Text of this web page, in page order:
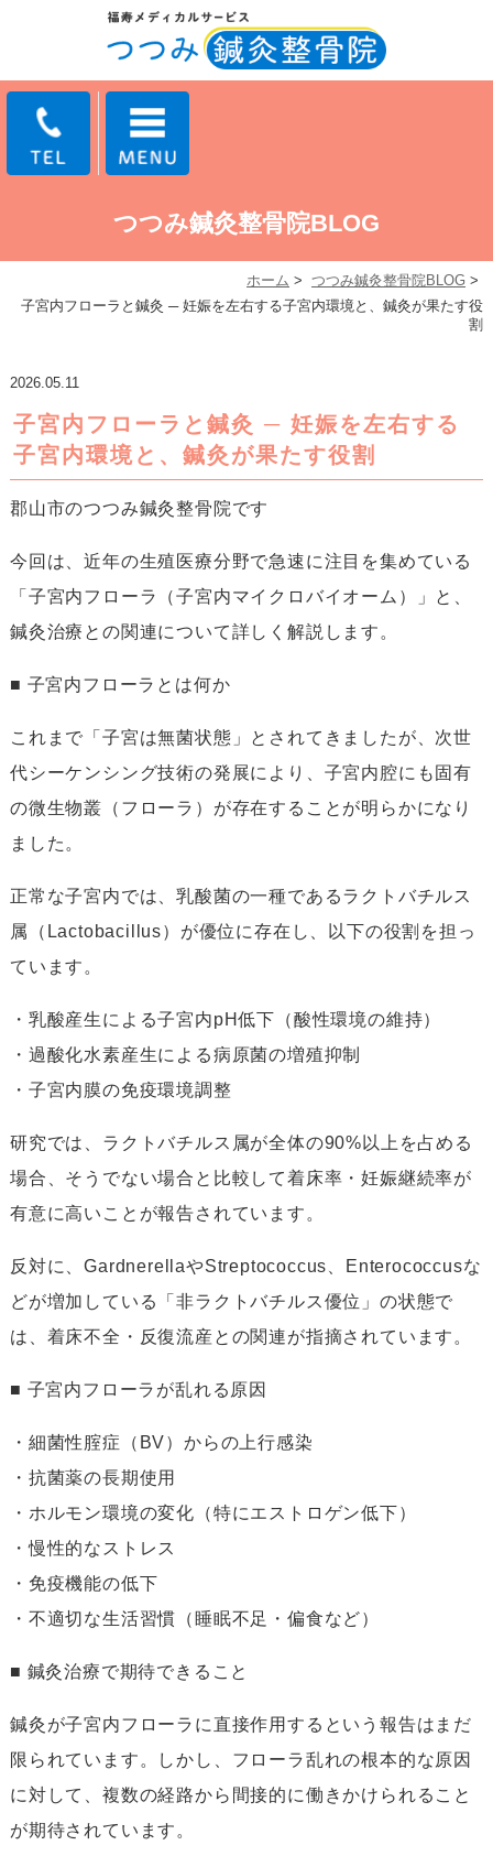
つつみ鍼灸整骨院BLOG
ホーム > つつみ鍼灸整骨院BLOG >
子宮内フローラと鍼灸 ─ 妊娠を左右する子宮内環境と、鍼灸が果たす役
割
2026.05.11
子宮内フローラと鍼灸 ─ 妊娠を左右する
子宮内環境と、鍼灸が果たす役割
郡山市のつつみ鍼灸整骨院です
今回は、近年の生殖医療分野で急速に注目を集めている
「子宮内フローラ（子宮内マイクロバイオーム）」と、
鍼灸治療との関連について詳しく解説します。
■ 子宮内フローラとは何か
これまで「子宮は無菌状態」とされてきましたが、次世
代シーケンシング技術の発展により、子宮内腔にも固有
の微生物叢（フローラ）が存在することが明らかになり
ました。
正常な子宮内では、乳酸菌の一種であるラクトバチルス
属（Lactobacillus）が優位に存在し、以下の役割を担っ
ています。
・乳酸産生による子宮内pH低下（酸性環境の維持）
・過酸化水素産生による病原菌の増殖抑制
・子宮内膜の免疫環境調整
研究では、ラクトバチルス属が全体の90%以上を占める
場合、そうでない場合と比較して着床率・妊娠継続率が
有意に高いことが報告されています。
反対に、GardnerellaやStreptococcus、Enterococcusな
どが増加している「非ラクトバチルス優位」の状態で
は、着床不全・反復流産との関連が指摘されています。
■ 子宮内フローラが乱れる原因
・細菌性腟症（BV）からの上行感染
・抗菌薬の長期使用
・ホルモン環境の変化（特にエストロゲン低下）
・慢性的なストレス
・免疫機能の低下
・不適切な生活習慣（睡眠不足・偏食など）
■ 鍼灸治療で期待できること
鍼灸が子宮内フローラに直接作用するという報告はまだ
限られています。しかし、フローラ乱れの根本的な原因
に対して、複数の経路から間接的に働きかけられること
が期待されています。